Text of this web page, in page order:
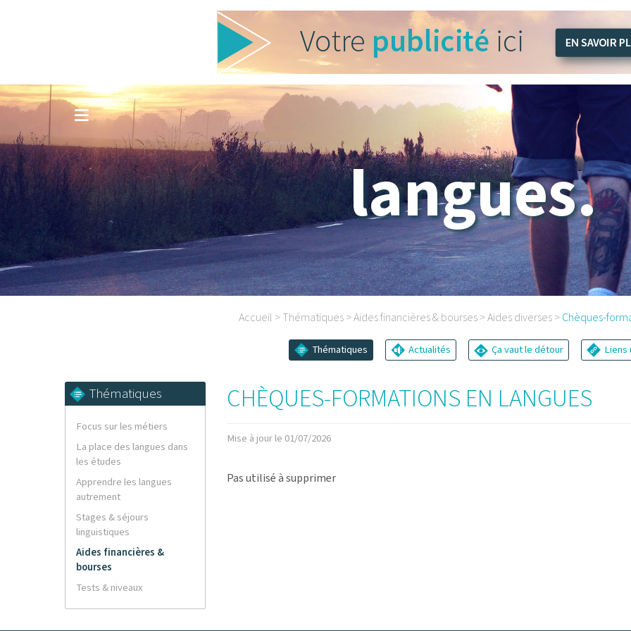
langues.
Accueil >Thématiques>Aides financières & bourses>Aides diverses>Chèques-
Thématiques Actualités Ça vaut le détour Liens
Thématiques
Focus sur les métiers
La place des langues dans
les études
Apprendre les langues
autrement
Stages & séjours
linguistiques
Aides financières &
bourses
Tests & niveaux
CHÈQUES-FORMATIONS EN LANGUES
Mise à jour le 01/07/2026
Pas utilisé à supprimer